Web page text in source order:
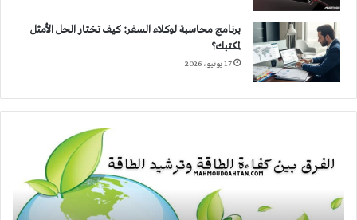
برنامج محاسبة لوكلاء السفر: كيف تختار الحل الأمثل
لمكتبك؟
17 يونيو، 2026
كفاءة
وترشيد